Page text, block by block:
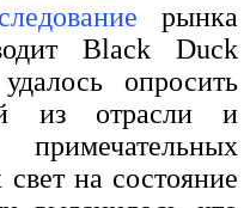
рынка
Black Duck
опросить
из отрасли и
на состояние